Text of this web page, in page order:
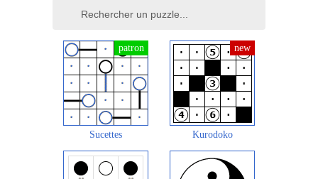
Sucettes Kurodoko